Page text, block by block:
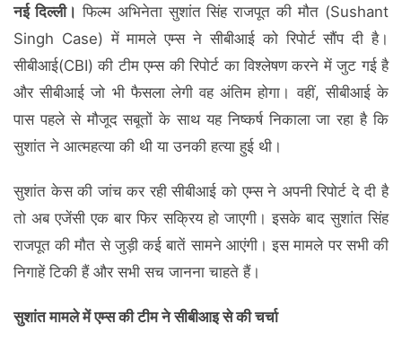
नई दिल्ली। फिल्म अभिनेता सुशांत सिंह राजपूत की मौत (Sushant
Singh Case) में मामले एम्स ने सीबीआई को रिपोर्ट सौंप दी है।
सीबीआई(CBI) की टीम एम्स की रिपोर्ट का विश्लेषण करने में जुट गई है
और सीबीआई जो भी फैसला लेगी वह अंतिम होगा। वहीं, सीबीआई के
पास पहले से मौजूद सबूतों के साथ यह निष्कर्ष निकाला जा रहा है कि
सुशांत ने आत्महत्या की थी या उनकी हत्या हुई थी।
सुशांत केस की जांच कर रही सीबीआई को एम्स ने अपनी रिपोर्ट दे दी है
तो अब एजेंसी एक बार फिर सक्रिय हो जाएगी। इसके बाद सुशांत सिंह
राजपूत की मौत से जुड़ी कई बातें सामने आएंगी। इस मामले पर सभी की
निगाहें टिकी हैं और सभी सच जानना चाहते हैं।
सुशांत मामले में एम्स की टीम ने सीबीआइ से की चर्चा